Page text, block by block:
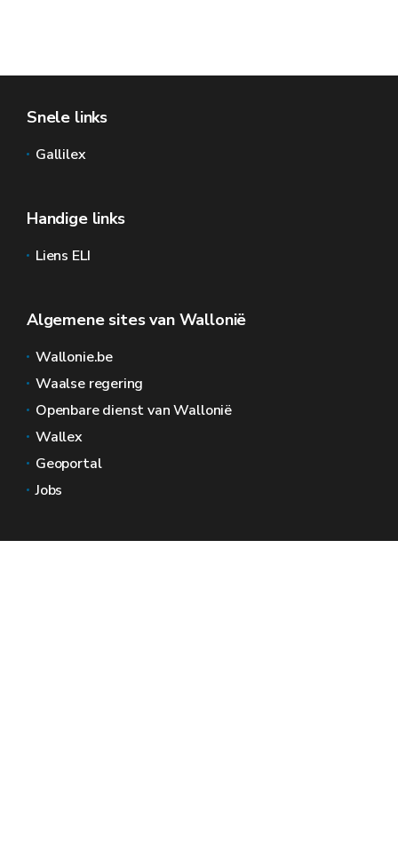
Snele links
Gallilex
Handige links
Liens ELI
Algemene sites van Wallonië
Wallonie.be
Waalse regering
Openbare dienst van Wallonië
Wallex
Geoportal
Jobs